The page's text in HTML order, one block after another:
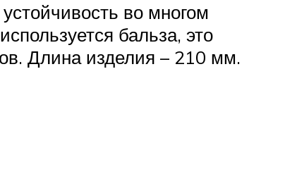
во многом
бальза, это
Длина изделия – 210 мм.